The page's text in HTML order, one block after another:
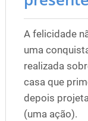
A felicidade
uma
realizada
casa que
depois
(uma ação).